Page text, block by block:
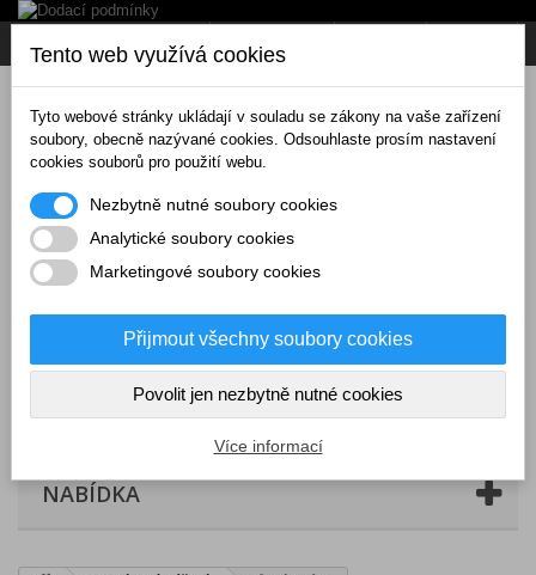
Košík (prázdný)
NABÍDKA
Tento web využívá cookies
Tyto webové stránky ukládají v souladu se zákony na vaše zařízení
soubory, obecně nazývané cookies. Odsouhlaste prosím nastavení
cookies souborů pro použití webu.
Nezbytně nutné soubory cookies
Analytické soubory cookies
Marketingové soubory cookies
Přijmout všechny soubory cookies
Povolit jen nezbytně nutné cookies
Více informací